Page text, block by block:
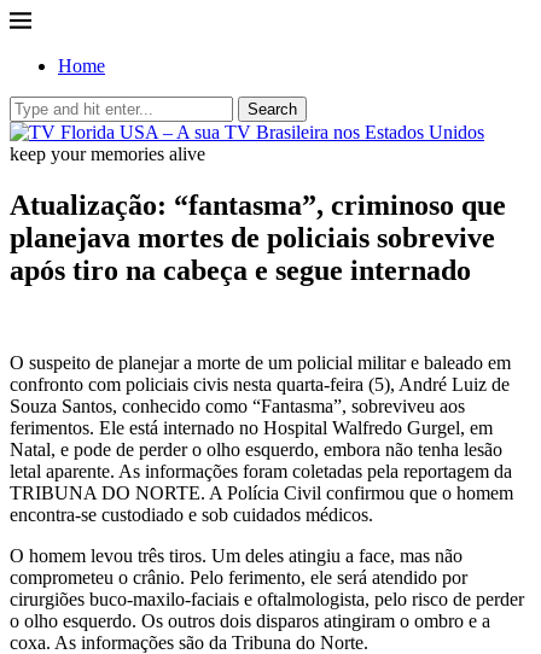
Home
Search
keep your memories alive
Atualização: “fantasma”, criminoso que
planejava mortes de policiais sobrevive
após tiro na cabeça e segue internado
O suspeito de planejar a morte de um policial militar e baleado em
confronto com policiais civis nesta quarta-feira (5), André Luiz de
Souza Santos, conhecido como “Fantasma”, sobreviveu aos
ferimentos. Ele está internado no Hospital Walfredo Gurgel, em
Natal, e pode de perder o olho esquerdo, embora não tenha lesão
letal aparente. As informações foram coletadas pela reportagem da
TRIBUNA DO NORTE. A Polícia Civil confirmou que o homem
encontra-se custodiado e sob cuidados médicos.
O homem levou três tiros. Um deles atingiu a face, mas não
comprometeu o crânio. Pelo ferimento, ele será atendido por
cirurgiões buco-maxilo-faciais e oftalmologista, pelo risco de perder
o olho esquerdo. Os outros dois disparos atingiram o ombro e a
coxa. As informações são da Tribuna do Norte.